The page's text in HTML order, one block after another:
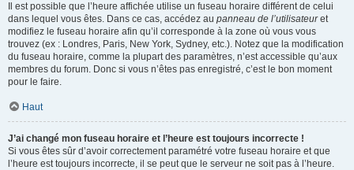
Il est possible que l’heure affichée utilise un fuseau horaire différent de celui
dans lequel vous êtes. Dans ce cas, accédez au panneau de l’utilisateuret
modifiez le fuseau horaire afin qu’il corresponde à la zone où vous vous
trouvez (ex : Londres, Paris, New York, Sydney, etc.). Notez que la modification
du fuseau horaire, comme la plupart des paramètres, n’est accessible qu’aux
membres du forum. Donc si vous n’êtes pas enregistré, c’est le bon moment
pour le faire.
Haut
J’ai changé mon fuseau horaire et l’heure est toujours incorrecte !
Si vous êtes sûr d’avoir correctement paramétré votre fuseau horaire et que
l’heure est toujours incorrecte, il se peut que le serveur ne soit pas à l’heure.